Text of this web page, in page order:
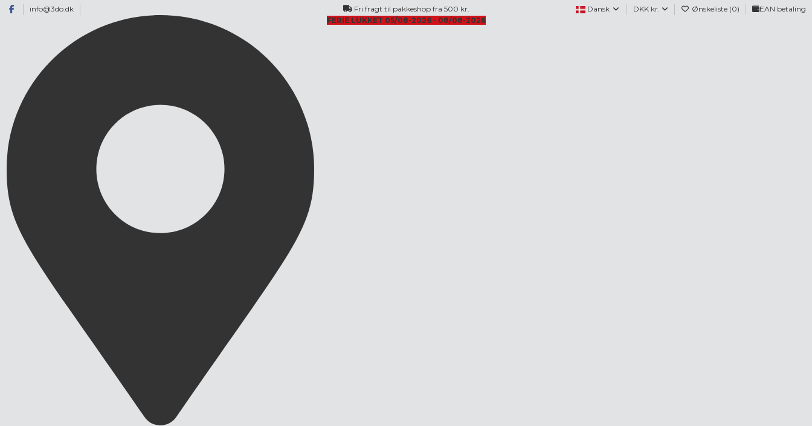
info@3do.dk
Fri fragt til pakkeshop fra 500 kr.
FERIE LUKKET 05/08-2026 - 08/08-2026
Dansk DKK kr. Ønskeliste (0) EAN betaling